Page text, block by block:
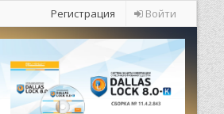
Регистрация Войти